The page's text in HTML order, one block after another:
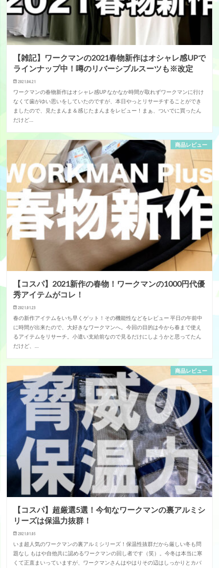
【雑記】ワークマンの2021春物新作はオシャレ感UPで
ラインナップ中！噂のリバーシブルスーツも※改定
2021.04.21
ワークマンの春物新作はオシャレ感UP なかなか時間が取れずワークマンに行け
なくて歯がゆい思いをしていたのですが、本日やっとリサーチすることができ
ましたので、見たまんま＆感じたまんまをレビュー！まぁ、ついでに買ったん
だけど…
商品レビュー
【コスパ】2021新作の春物！ワークマンの1000円代優
秀アイテムがコレ！
2021.01.23
春の新作アイテムをいち早くゲット！その機能性などをレビュー 平日の午前中
に時間が出来たので、大好きなワークマンへ。今回の目的は今から春まで使え
るアイテムをリサーチ。小遣い支給前なので見るだけにしようかと思ってたん
だけど、…
商品レビュー
【コスパ】超厳選5選！今旬なワークマンの裏アルミシ
リーズは保温力抜群！
2021.01.05
いま超人気のワークマンの裏アルミシリーズ！保温性抜群だから厳しい冬も問
題なし もはや自他共に認めるワークマンの回し者です（笑）。今冬は本当に寒
くて正直まいっていますが、ワークマンさんはやはりその辺はしっかりとカバ